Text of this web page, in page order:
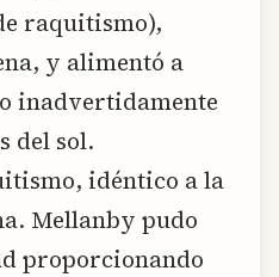
raquitismo),
y alimentó a
inadvertidamente
del sol.
idéntico a la
Mellanby pudo
proporcionando